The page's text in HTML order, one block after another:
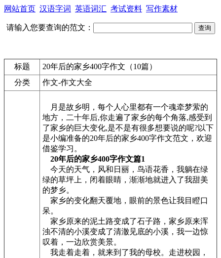
网站首页 汉语字词 英语词汇 考试资料 写作素材
请输入您要查询的范文：
标题
20年后的家乡400字作文（10篇）
分类
作文-作文大全
月是故乡明，每个人心里都有一个魂牵梦萦的
地方，二十年后,你走遍了家乡的每个角落,感受到
了家乡的巨大变化,是不是有很多想要说的呢?以下
是小编准备的20年后的家乡400字作文范文，欢迎
借鉴学习。
20年后的家乡400字作文篇1
今天的天气，风和日丽，鸟语花香，我躺在绿
绿的草坪上，闭着眼睛，渐渐地就进入了我甜美
的梦乡。
家乡的变化翻天覆地，眼前的景色让我目瞪口
呆。
家乡原来的泥土路变成了石子路，家乡原来浑
浊不清的小溪变成了清澈见底的小溪，我一边惊
叹着，一边欣赏美景。
我走着走着，就来到了我的母校。走进校园，